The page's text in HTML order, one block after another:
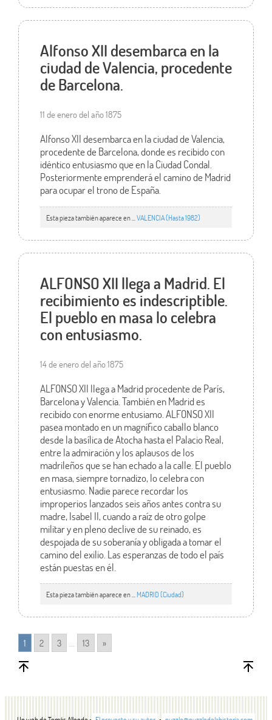
Alfonso XII desembarca en la
ciudad de Valencia, procedente
de Barcelona.
11 de enero del año 1875
Alfonso XII desembarca en la ciudad de Valencia,
procedente de Barcelona, donde es recibido con
idéntico entusiasmo que en la Ciudad Condal.
Posteriormente emprenderá el camino de Madrid
para ocupar el trono de España.
Esta pieza también aparece en ... VALENCIA (Hasta 1982)
ALFONSO XII llega a Madrid. El
recibimiento es indescriptible.
El pueblo en masa lo celebra
con entusiasmo.
14 de enero del año 1875
ALFONSO XII llega a Madrid procedente de París,
Barcelona y Valencia. También en Madrid es
recibido con enorme entusiamo. ALFONSO XII
pasea montado en un magnífico caballo blanco
desde la basílica de Atocha hasta el Palacio Real,
entre la admiración y los aplausos de los
madrileños que se han echado a la calle. El pueblo
en masa, siempre tornadizo, lo celebra con
entusiasmo. Nadie parece recordar los
improperios lanzados seis años antes contra su
madre, Isabel II, cuando a raíz de otro golpe
militar y en pleno declive de su reinado, es
despojada de su soberanía y obligada a tomar el
camino del exilio. Las esperanzas de todo el país
están puestas en él.
Esta pieza también aparece en ... MADRID (Ciudad)
1 2 3 ... 13 »